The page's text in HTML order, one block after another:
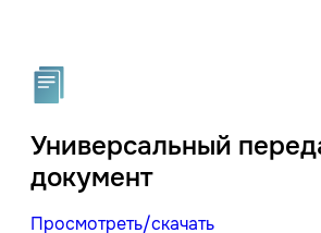
Универсальный
документ
Просмотреть/скачать